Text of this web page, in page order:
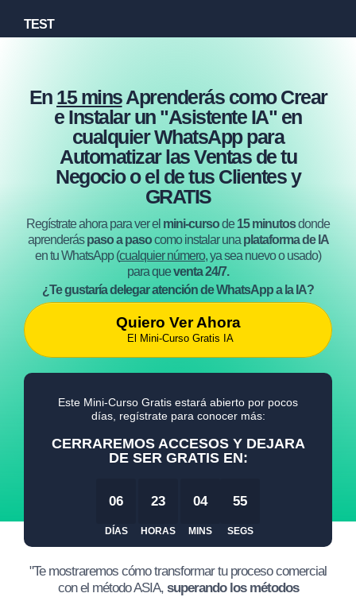
TEST
En 15 minsAprenderás como Crear
e Instalar un "Asistente IA" en
cualquier WhatsApp para
Automatizar las Ventas de tu
Negocio o el de tus Clientes y
GRATIS
Regístrate ahora para ver el mini-cursode15 minutosdonde
aprenderáspaso a pasocomo instalar una plataforma de IA
en tu WhatsApp (cualquier número, ya sea nuevo o usado)
para queventa 24/7.
¿Te gustaría delegar atención de WhatsApp a la IA?
Quiero Ver Ahora
El Mini-Curso Gratis IA
Este Mini-Curso Gratis estará abierto por pocos
días, regístrate para conocer más:
CERRAREMOS ACCESOS Y DEJARA
DE SER GRATIS EN:
06
DÍAS
23
HORAS
04
MINS
55
SEGS
"Te mostraremos cómo transformar tu proceso comercial
con el método ASIA, superando los métodos